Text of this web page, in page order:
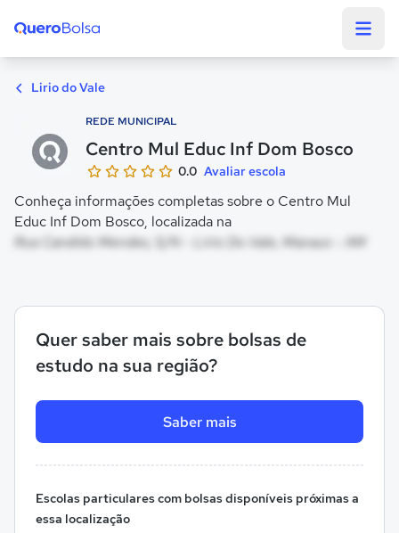
Lirio do Vale
REDE MUNICIPAL
Centro Mul Educ Inf Dom Bosco
0.0 Avaliar escola
Conheça informações completas sobre o Centro Mul
Educ Inf Dom Bosco, localizada na
Rua Candido Mendes, S/N - Lirio Do Vale, Manaus - AM
Quer saber mais sobre bolsas de
estudo na sua região?
Saber mais
Escolas particulares com bolsas disponíveis próximas a
essa localização